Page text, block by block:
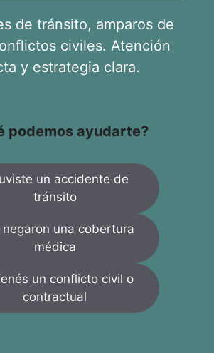
de tránsito, amparos de
civiles. Atención
y estrategia clara.
podemos ayudarte?
un accidente de
tránsito
negaron una cobertura
médica
un conflicto civil o
contractual